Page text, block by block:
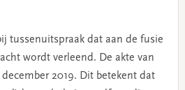
tussenuitspraak dat aan de fusie
wordt verleend. De akte van
2019. Dit betekent dat